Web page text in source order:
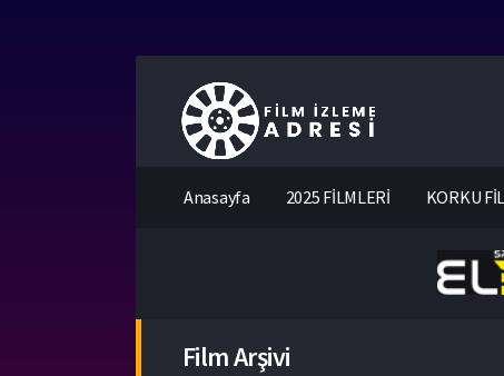
Anasayfa 2025 FİLMLERİ KORKU
Film Arşivi